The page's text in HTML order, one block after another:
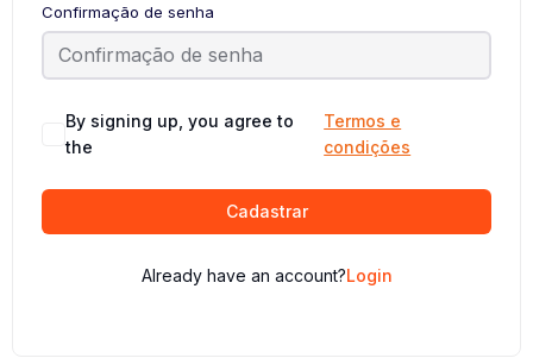
Confirmação de senha
By signing up, you agree to
the
Termos e
condições
Cadastrar
Already have an account?Login